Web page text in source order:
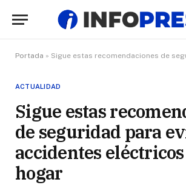
Portada » Sigue estas recomendaciones de seguridad para evitar
ACTUALIDAD
Sigue estas
de seguridad para
accidentes
hogar